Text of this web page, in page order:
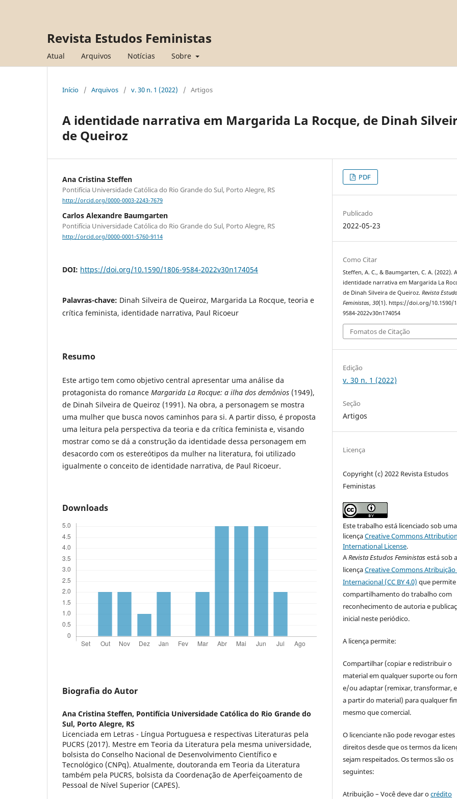
Revista Estudos Feministas
Atual Arquivos Notícias Sobre
Início / Arquivos / v. 30 n. 1 (2022) / Artigos
A identidade narrativa em Margarida La Rocque, de Dinah
de Queiroz
Ana Cristina Steffen
Pontifícia Universidade Católica do Rio Grande do Sul, Porto Alegre, RS
http://orcid.org/0000-0003-2243-7679
Carlos Alexandre Baumgarten
Pontifícia Universidade Católica do Rio Grande do Sul, Porto Alegre, RS
http://orcid.org/0000-0001-5760-9114
DOI: https://doi.org/10.1590/1806-9584-2022v30n174054
Palavras-chave: Dinah Silveira de Queiroz, Margarida La Rocque, teoria e
crítica feminista, identidade narrativa, Paul Ricoeur
Resumo
Este artigo tem como objetivo central apresentar uma análise da
protagonista do romance Margarida La Rocque: a ilha dos demônios (1949),
de Dinah Silveira de Queiroz (1991). Na obra, a personagem se mostra
uma mulher que busca novos caminhos para si. A partir disso, é proposta
uma leitura pela perspectiva da teoria e da crítica feminista e, visando
mostrar como se dá a construção da identidade dessa personagem em
desacordo com os estereótipos da mulher na literatura, foi utilizado
igualmente o conceito de identidade narrativa, de Paul Ricoeur.
Downloads
Biografia do Autor
Ana Cristina Steffen, Pontifícia Universidade Católica do Rio Grande do
Sul, Porto Alegre, RS
Licenciada em Letras - Língua Portuguesa e respectivas Literaturas pela
PUCRS (2017). Mestre em Teoria da Literatura pela mesma universidade,
bolsista do Conselho Nacional de Desenvolvimento Científico e
Tecnológico (CNPq). Atualmente, doutoranda em Teoria da Literatura
também pela PUCRS, bolsista da Coordenação de Aperfeiçoamento de
Pessoal de Nível Superior (CAPES).
PDF
Publicado
2022-05-23
Como Citar
Steffen, A. C., & Baumgarten, C. A. (2022). A
identidade narrativa em Margarida La
de Dinah Silveira de Queiroz.Revista
Feministas,30(1). https://doi.org/10.1590/
9584-2022v30n174054
Fomatos de Citação
Edição
v. 30 n. 1 (2022)
Seção
Artigos
Licença
Copyright (c) 2022 Revista Estudos
Feministas
Este trabalho está licenciado sob uma
licençaCreative Commons
International License.
ARevista Estudos Feministasestá sob a
licençaCreative Commons Atribuição
Internacional (CC BY 4.0) que
compartilhamento do trabalho com
reconhecimento de autoria e
inicial neste periódico.
A licença permite:
Compartilhar (copiar e redistribuir o
material em qualquer suporte ou
e/ou adaptar (remixar, transformar,
a partir do material) para qualquer
mesmo que comercial.
O licenciante não pode revogar estes
direitos desde que os termos da
sejam respeitados. Os termos são os
seguintes:
Atribuição – Você deve dar ocrédito